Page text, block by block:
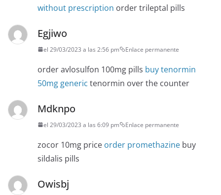
without prescription order trileptal pills
Egjiwo
el 29/03/2023 a las 2:56 pm Enlace permanente
order avlosulfon 100mg pills buy tenormin
50mg generic tenormin over the counter
Mdknpo
el 29/03/2023 a las 6:09 pm Enlace permanente
zocor 10mg price order promethazine buy
sildalis pills
Owisbj